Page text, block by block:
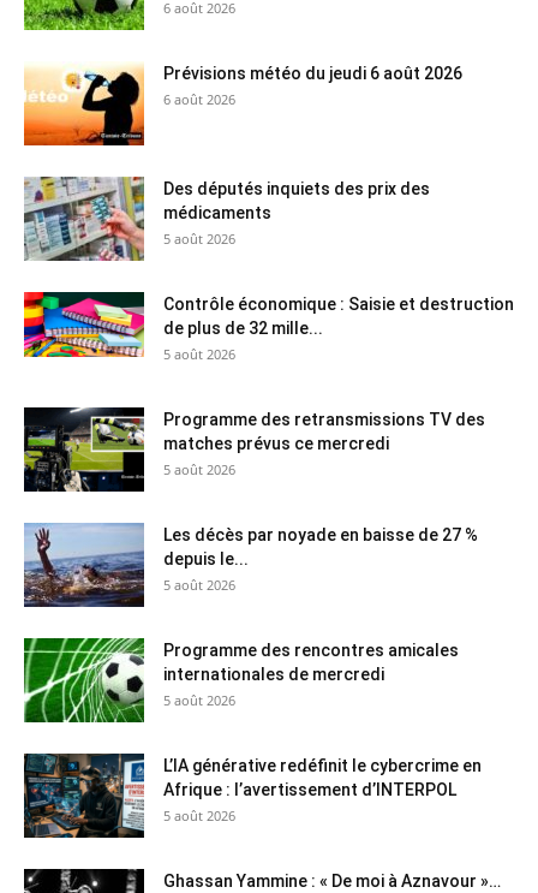
6 août 2026
Prévisions météo du jeudi 6 août 2026
6 août 2026
Des députés inquiets des prix des
médicaments
5 août 2026
Contrôle économique : Saisie et destruction
de plus de 32 mille...
5 août 2026
Programme des retransmissions TV des
matches prévus ce mercredi
5 août 2026
Les décès par noyade en baisse de 27 %
depuis le...
5 août 2026
Programme des rencontres amicales
internationales de mercredi
5 août 2026
L’IA générative redéfinit le cybercrime en
Afrique : l’avertissement d’INTERPOL
5 août 2026
Ghassan Yammine : « De moi à Aznavour »…